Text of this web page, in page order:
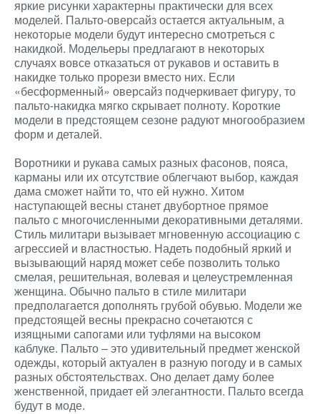
яркие рисунки характерны практически для всех
моделей. Пальто-оверсайз остается актуальным, а
некоторые модели будут интересно смотреться с
накидкой. Модельеры предлагают в некоторых
случаях вовсе отказаться от рукавов и оставить в
накидке только прорези вместо них. Если
«бесформенный» оверсайз подчеркивает фигуру, то
пальто-накидка мягко скрывает полноту. Короткие
модели в предстоящем сезоне радуют многообразием
форм и деталей.
Воротники и рукава самых разных фасонов, пояса,
карманы или их отсутствие облегчают выбор, каждая
дама сможет найти то, что ей нужно. Хитом
наступающей весны станет двубортное прямое
пальто с многочисленными декоративными деталями.
Стиль милитари вызывает мгновенную ассоциацию с
агрессией и властностью. Надеть подобный яркий и
вызывающий наряд может себе позволить только
смелая, решительная, волевая и целеустремленная
женщина. Обычно пальто в стиле милитари
предполагается дополнять грубой обувью. Модели же
предстоящей весны прекрасно сочетаются с
изящными сапогами или туфлями на высоком
каблуке. Пальто – это удивительный предмет женской
одежды, который актуален в разную погоду и в самых
разных обстоятельствах. Оно делает даму более
женственной, придает ей элегантности. Пальто всегда
будут в моде.